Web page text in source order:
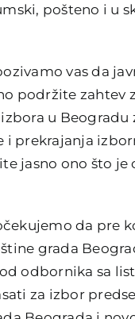
pošteno i u
vas da
podržite zahtev
u Beogradu
i prekrajanja
jasno ono što je
da pre
grada
odbornika sa
za izbor